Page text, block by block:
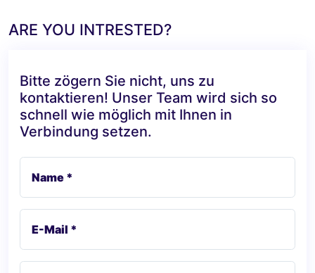
ARE YOU INTRESTED?
Bitte zögern Sie nicht, uns zu
kontaktieren! Unser Team wird sich so
schnell wie möglich mit Ihnen in
Verbindung setzen.
Name *
E-Mail *